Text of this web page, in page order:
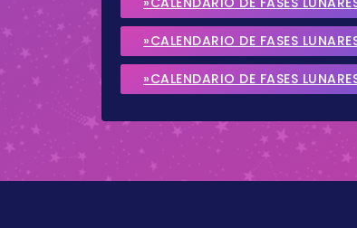
»CALENDARIO DE FASES
»CALENDARIO DE FASES